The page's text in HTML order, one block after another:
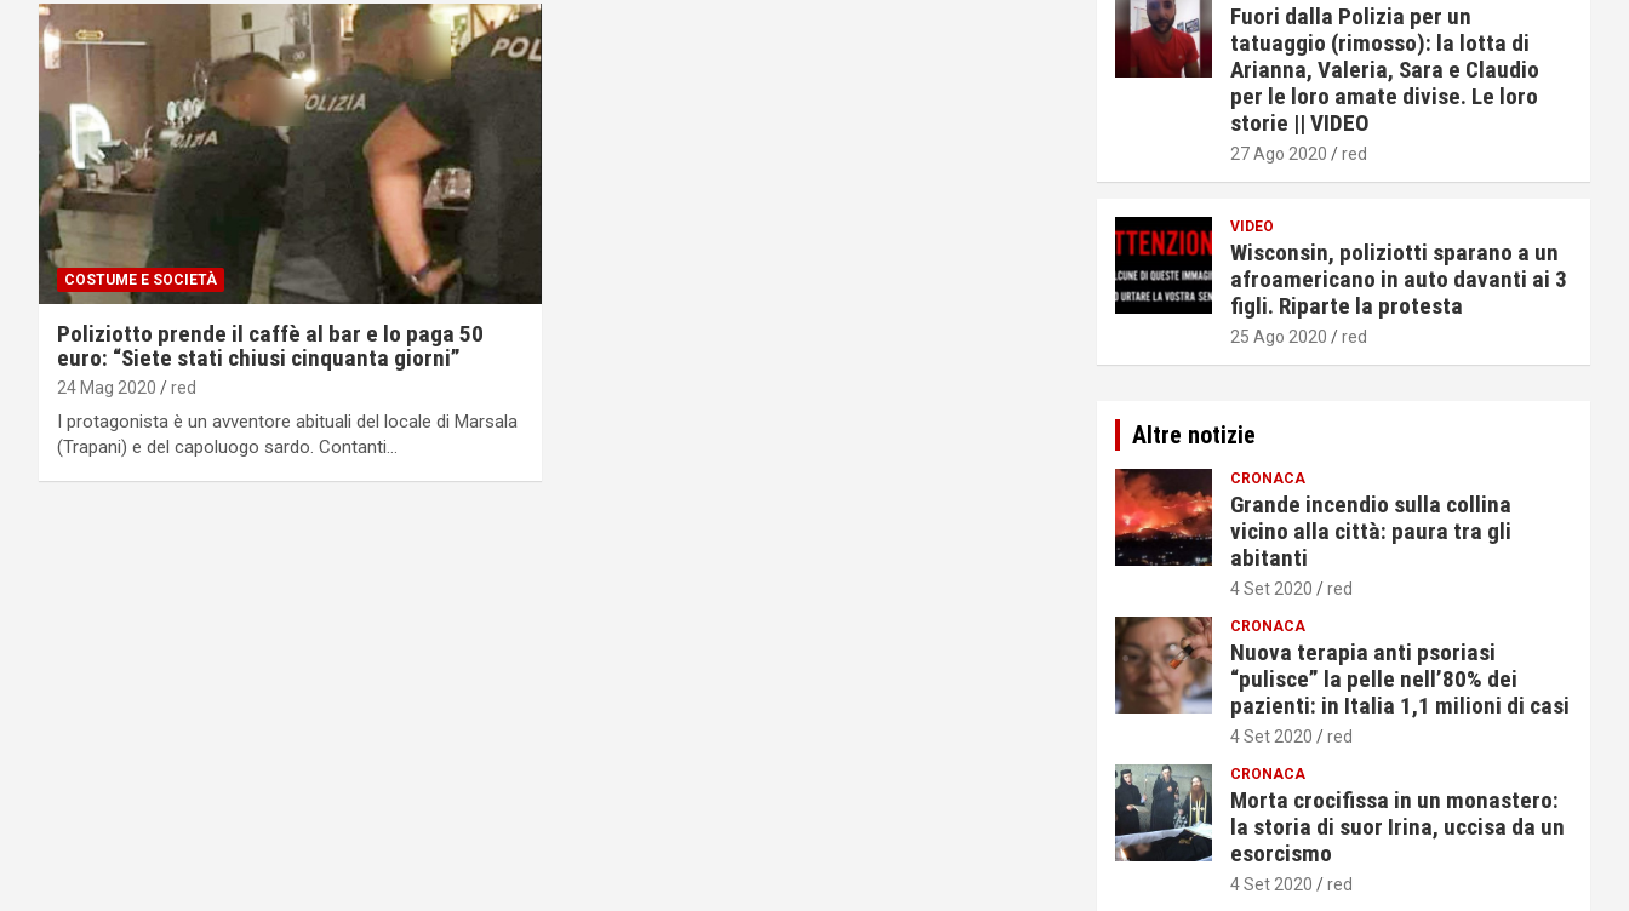
COSTUME E SOCIETÀ
Poliziotto prende il caffè al bar e lo paga 50
euro: “Siete stati chiusi cinquanta giorni”
24 Mag 2020 red
I protagonista è un avventore abituali del locale di Marsala
(Trapani) e del capoluogo sardo. Contanti…
Fuori dalla Polizia per un
tatuaggio (rimosso): la lotta di
Arianna, Valeria, Sara e Claudio
per le loro amate divise. Le loro
storie || VIDEO
27 Ago 2020 red
VIDEO
Wisconsin, poliziotti sparano a un
afroamericano in auto davanti ai 3
figli. Riparte la protesta
25 Ago 2020 red
Altre notizie
CRONACA
Grande incendio sulla collina
vicino alla città: paura tra gli
abitanti
4 Set 2020 red
CRONACA
Nuova terapia anti psoriasi
“pulisce” la pelle nell’80% dei
pazienti: in Italia 1,1 milioni di casi
4 Set 2020 red
CRONACA
Morta crocifissa in un monastero:
la storia di suor Irina, uccisa da un
esorcismo
4 Set 2020 red